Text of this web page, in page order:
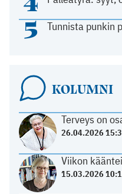
5 Tunnista punkin
KOLUMNI
Terveys on
26.04.2026
Viikon
15.03.2026